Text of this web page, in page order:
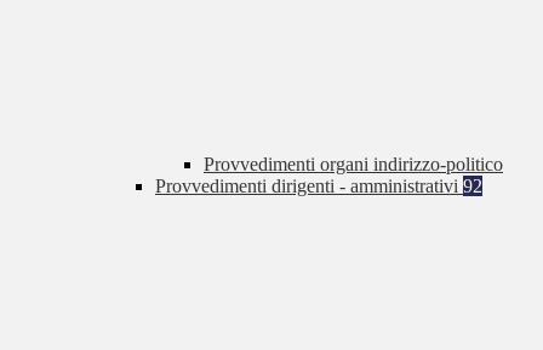
Provvedimenti organi indirizzo-politico
Provvedimenti dirigenti - amministrativi 92